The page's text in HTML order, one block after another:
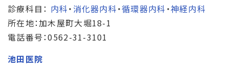
診療科目： 内科・ 消化器内科・循環器内科 ・神経内科
所在地：加木屋町大堀18-1
電話番号：0562-31-3101
池田医院